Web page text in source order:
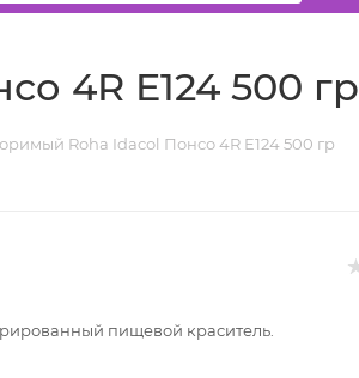
4R E124 500 гр
Roha Idacol Понсо 4R E124 500 гр
пищевой краситель.